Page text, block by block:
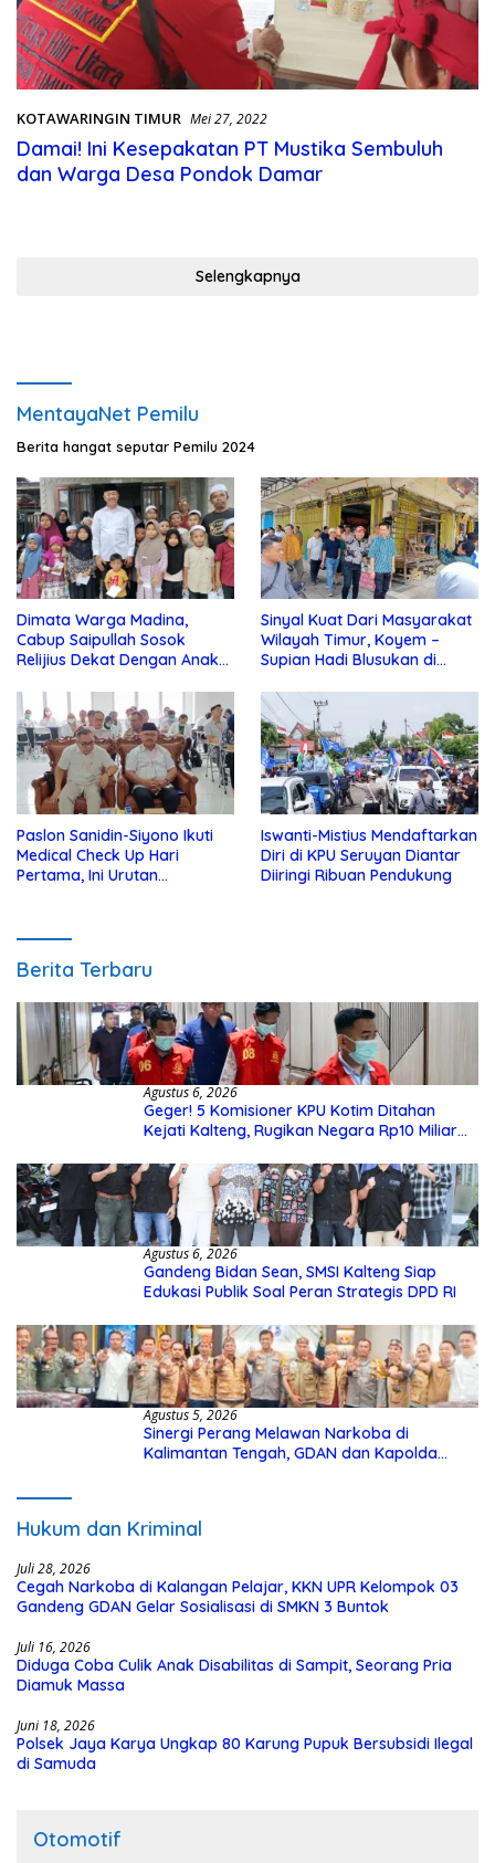
KOTAWARINGIN TIMUR Mei 27, 2022
Damai! Ini Kesepakatan PT Mustika Sembuluh
dan Warga Desa Pondok Damar
Selengkapnya
MentayaNet Pemilu
Berita hangat seputar Pemilu 2024
Dimata Warga Madina,
Cabup Saipullah Sosok
Relijius Dekat Dengan Anak
Sinyal Kuat Dari Masyarakat
Wilayah Timur, Koyem –
Supian Hadi Blusukan di
Paslon Sanidin-Siyono Ikuti
Medical Check Up Hari
Pertama, Ini Urutan
Iswanti-Mistius Mendaftarkan
Diri di KPU Seruyan Diantar
Diiringi Ribuan Pendukung
Berita Terbaru
Agustus 6, 2026
Geger! 5 Komisioner KPU Kotim Ditahan
Kejati Kalteng, Rugikan Negara Rp10 Miliar
Agustus 6, 2026
Gandeng Bidan Sean, SMSI Kalteng Siap
Edukasi Publik Soal Peran Strategis DPD RI
Agustus 5, 2026
Sinergi Perang Melawan Narkoba di
Kalimantan Tengah, GDAN dan Kapolda
Hukum dan Kriminal
Juli 28, 2026
Cegah Narkoba di Kalangan Pelajar, KKN UPR Kelompok 03
Gandeng GDAN Gelar Sosialisasi di SMKN 3 Buntok
Juli 16, 2026
Diduga Coba Culik Anak Disabilitas di Sampit, Seorang Pria
Diamuk Massa
Juni 18, 2026
Polsek Jaya Karya Ungkap 80 Karung Pupuk Bersubsidi Ilegal
di Samuda
Otomotif